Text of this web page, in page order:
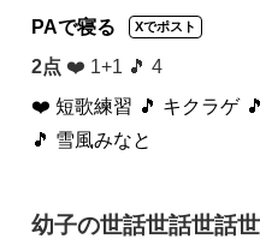
PAで寝る Xでポスト
2点 ❤️ 1+1 🎵 4
❤️ 短歌練習 🎵 キクラゲ
🎵 雪風みなと
幼子の世話世話世話